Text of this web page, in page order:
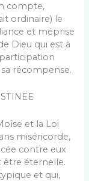
compte,
ordinaire) le
et méprise
Dieu qui est à
récompense.
et la Loi
miséricorde,
contre eux
être éternelle.
et qui,